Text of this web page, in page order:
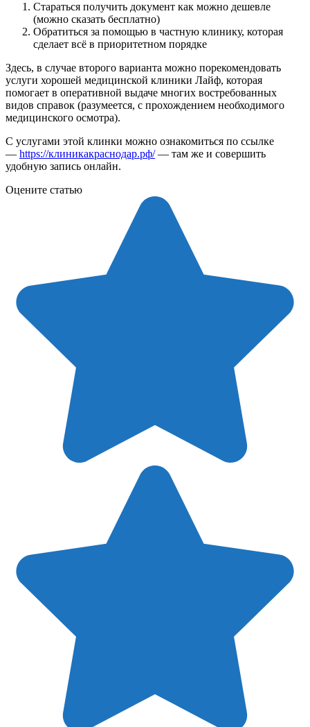
Стараться получить документ как можно дешевле
(можно сказать бесплатно)
Обратиться за помощью в частную клинику, которая
сделает всё в приоритетном порядке
Здесь, в случае второго варианта можно порекомендовать
услуги хорошей медицинской клиники Лайф, которая
помогает в оперативной выдаче многих востребованных
видов справок (разумеется, с прохождением необходимого
медицинского осмотра).
С услугами этой клинки можно ознакомиться по ссылке
— https://клиникакраснодар.рф/— там же и совершить
удобную запись онлайн.
Оцените статью